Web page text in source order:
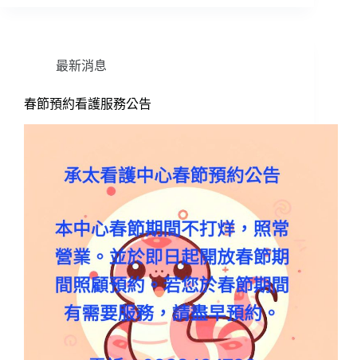
最新消息
春節預約看護服務公告